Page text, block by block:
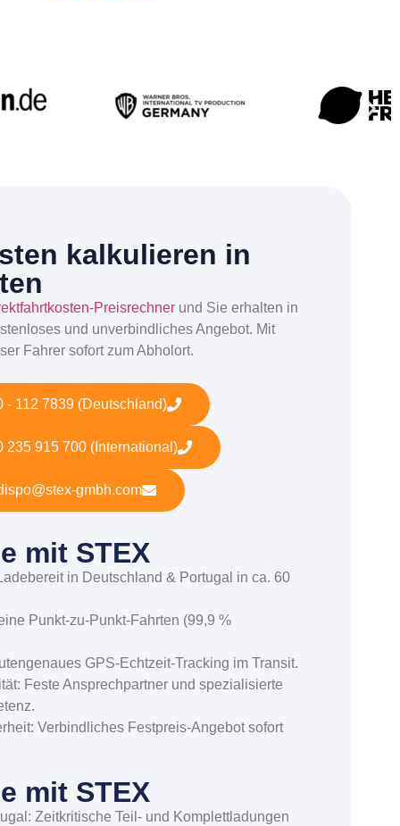
kalkulieren in
Preisrechner und Sie erhalten in
und unverbindliches Angebot. Mit
Fahrer sofort zum Abholort.
- 112 7839 (Deutschland)
235 915 700 (International)
gmbh.com
mit STEX
in Deutschland & Portugal in ca. 60
Punkt-zu-Punkt-Fahrten (99,9 %
GPS-Echtzeit-Tracking im Transit.
Feste Ansprechpartner und spezialisierte
Verbindliches Festpreis-Angebot sofort
mit STEX
Zeitkritische Teil- und Komplettladungen